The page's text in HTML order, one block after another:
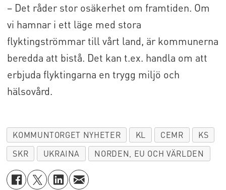
− Det råder stor osäkerhet om framtiden. Om
vi hamnar i ett läge med stora
flyktingströmmar till vårt land, är kommunerna
beredda att bistå. Det kan t.ex. handla om att
erbjuda flyktingarna en trygg miljö och
hälsovård.
KOMMUNTORGET NYHETER KL CEMR
KS
SKR
UKRAINA NORDEN, EU OCH VÄRLDEN